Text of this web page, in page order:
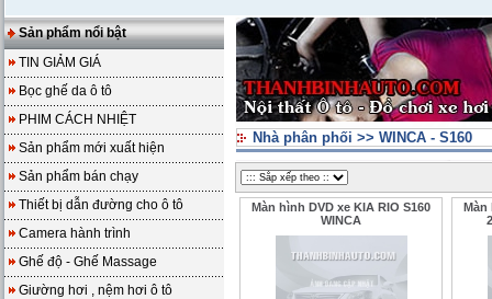
Sản phẩm nổi bật
TIN GIẢM GIÁ
Bọc ghế da ô tô
PHIM CÁCH NHIỆT
Sản phẩm mới xuất hiện
Sản phẩm bán chạy
Thiết bị dẫn đường cho ô tô
Camera hành trình
Ghế độ - Ghế Massage
Giường hơi , nệm hơi ô tô
Nhà phân phối >> WINCA - S160
Màn hình DVD xe KIA RIO S160
WINCA
Màn